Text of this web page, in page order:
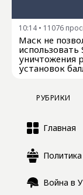
10:14 • 11076
Маск не
уничтожения
установок
РУБРИКИ
Главная
Политика
Война в